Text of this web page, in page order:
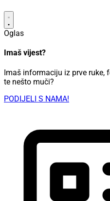
Oglas
Imaš vijest?
Imaš informaciju iz prve ruke,
te nešto muči?
PODIJELI S NAMA!